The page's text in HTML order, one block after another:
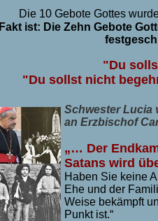
Die 10 Gebote Gottes
Fakt ist: Die Zehn Gebote
"Du
"Du sollst nicht
Schwester Lucia
an Erzbischof
„… Der
Satans wird
Haben Sie keine
Ehe und der
Weise bekämpft
Punkt ist.“